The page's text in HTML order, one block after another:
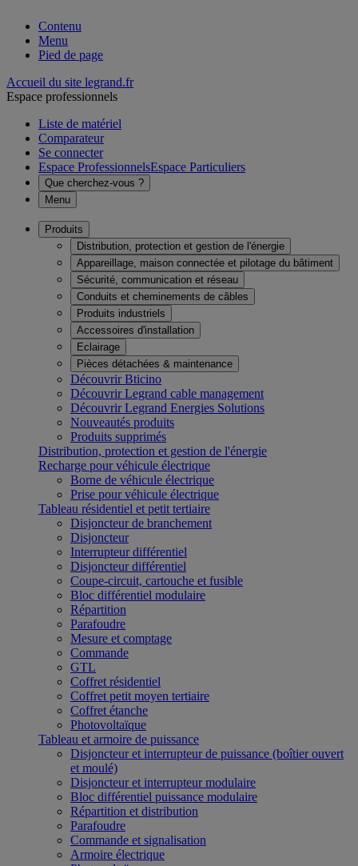
Contenu
Menu
Pied de page
Accueil du site legrand.fr
Espace professionnels
Liste de matériel
Comparateur
Se connecter
Espace ProfessionnelsEspace Particuliers
Que cherchez-vous ?
Menu
Produits
Distribution, protection et gestion de l'énergie
Appareillage, maison connectée et pilotage du bâtiment
Sécurité, communication et réseau
Conduits et cheminements de câbles
Produits industriels
Accessoires d'installation
Eclairage
Pièces détachées & maintenance
Découvrir Bticino
Découvrir Legrand cable management
Découvrir Legrand Energies Solutions
Nouveautés produits
Produits supprimés
Distribution, protection et gestion de l'énergie
Recharge pour véhicule électrique
Borne de véhicule électrique
Prise pour véhicule électrique
Tableau résidentiel et petit tertiaire
Disjoncteur de branchement
Disjoncteur
Interrupteur différentiel
Disjoncteur différentiel
Coupe-circuit, cartouche et fusible
Bloc différentiel modulaire
Répartition
Parafoudre
Mesure et comptage
Commande
GTL
Coffret résidentiel
Coffret petit moyen tertiaire
Coffret étanche
Photovoltaïque
Tableau et armoire de puissance
Disjoncteur et interrupteur de puissance (boîtier ouvert
et moulé)
Disjoncteur et interrupteur modulaire
Bloc différentiel puissance modulaire
Répartition et distribution
Parafoudre
Commande et signalisation
Armoire électrique